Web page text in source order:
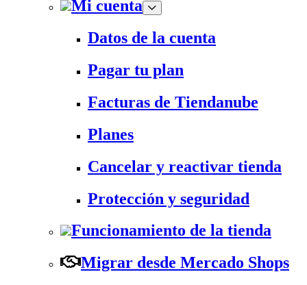
Mi cuenta
Datos de la cuenta
Pagar tu plan
Facturas de Tiendanube
Planes
Cancelar y reactivar tienda
Protección y seguridad
Funcionamiento de la tienda
Migrar desde Mercado Shops